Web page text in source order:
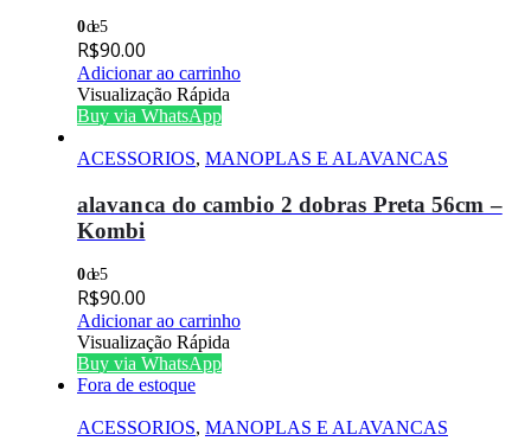
0de 5
R$90.00
Adicionar ao carrinho
Visualização Rápida
Buy via WhatsApp
ACESSORIOS, MANOPLAS E ALAVANCAS
alavanca do cambio 2 dobras Preta 56cm –
Kombi
0de 5
R$90.00
Adicionar ao carrinho
Visualização Rápida
Buy via WhatsApp
Fora de estoque
ACESSORIOS, MANOPLAS E ALAVANCAS